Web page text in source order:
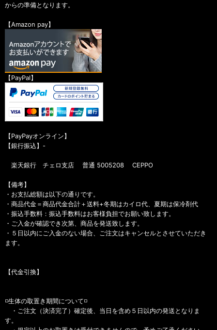
からの準備となります。
【Amazon pay】
【PayPal】
【PayPayオンライン】
【銀行振込】-
楽天銀行 チェロ支店 普通 5005208 CEPPO
【備考】
・お支払総額は以下の通りです。
・商品代金＝商品代金合計＋送料+冬期はカイロ代、夏期は保冷剤代
・振込手数料：振込手数料はお客様負担でお願い致します。
・ご入金が確認でき次第、商品を発送致します。
・５日以内にご入金のない場合、ご注文はキャンセルとさせていただき
ます。
【代金引換】
◽️生体の取置き期間について◽️
・ご注文（決済完了）確定後、当日を含め５日以内の発送となりま
す。